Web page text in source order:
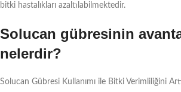
bitki hastalıkları azaltılabilmektedir.
Solucan gübresinin
nelerdir?
Solucan Gübresi Kullanımı ile Bitki Verimliliğini